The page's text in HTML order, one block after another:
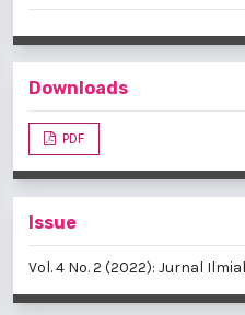
Downloads
PDF
Issue
Vol. 4 No. 2 (2022): Jurnal